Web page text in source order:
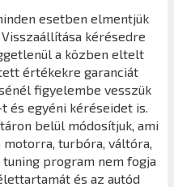
esetben elmentjük
kérésedre
a közben eltelt
értékekre garanciát
figyelembe vesszük
és egyéni kéréseidet is.
belül módosítjuk, ami
turbóra, váltóra,
program nem fogja
és az autód